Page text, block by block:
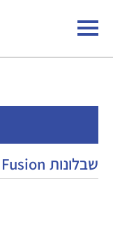
שבלונות Fusion